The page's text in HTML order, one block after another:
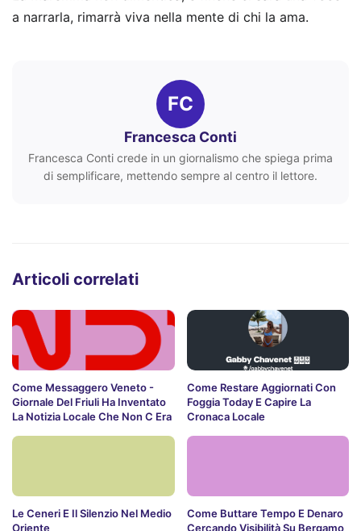
a narrarla, rimarrà viva nella mente di chi la ama.
FC
Francesca Conti
Francesca Conti crede in un giornalismo che spiega prima
di semplificare, mettendo sempre al centro il lettore.
Articoli correlati
Come Messaggero Veneto -
Giornale Del Friuli Ha Inventato
La Notizia Locale Che Non C Era
Come Restare Aggiornati Con
Foggia Today E Capire La
Cronaca Locale
Le Ceneri E Il Silenzio Nel Medio
Oriente
Come Buttare Tempo E Denaro
Cercando Visibilità Su Bergamo